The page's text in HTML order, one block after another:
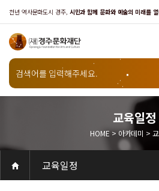
천년 역사문화도시 경주, 시민과 함께 문화와 예술의 미래를
교육일정
HOME > 아카데미 >
교육일정
공연
공연일정
객석안내
화랑홀
화랑홀 2층
화랑홀 3층
원화홀
티켓안내
티켓안내
티켓예매
티켓수령
할인규정
취소·환불규정
문화나눔티켓
공연예절·서비스
공연장 관람예절
공연장 편의서비스
전시
전시일정
현재전시
예정전시
지난전시
전시연계교육신청
알천미술관소장품
전시예절·서비스
미술관 관람예절
미술관 편의서비스
아카데미
교육일정
문화행사
행사일정
행사소개
경주 대릉원돌담길 축제
국제경주역사문화포럼
금속공예관
경주 e스포츠 페스티벌
돗자리피크닉
국제경주역사문화포럼
교촌문화공연 신라오기
신라문화제
국제뮤직페스티벌
경주문화관1918
교촌버스킹
지역예술인 지원사업
봉황대 뮤직스퀘어
경주국악여행
제야의 종 타종식
한수원아트페스티벌
한복문화주간
동아시아 문화도시
MyK FESTA in 경주
경주시 관광기념품 공모전
뉴스
갤러리
대관
대관공고·절차
경주예술의전당
경주문화관1918
대관운영조례
운영조례
경주예술의전당
운영규칙
공연장 및 부대시설
알천미술관
경주문화관1918
사용료
경주예술의전당
경주문화관1918
대관신청
경주예술의전당
경주문화관1918
시설소개
경주예술의전당
시설소개
공연장
화랑홀
원화홀
알천미술관
기타시설
경주문화관1918
시립예술단
시립극단
시립극단 소개
단원현황
시립합창단
시립합창단 소개
단원현황
시립신라고취대
시립신라고취대 소개
단원현황
연간일정
열린마당
공지사항
공지사항
입찰정보
채용정보
자료실
홍보·보도자료
서식·매뉴얼
웹진
Q&A
FAQ
가입 및 정보
공연
전시
아카데미
대관
기타
질문과답변
우수고객
회원안내 · 혜택
우수고객
경주문화재단
인사말
재단소개
비전전략
사업안내
연혁
재단CI
조직도
ESG 윤리·경영
ESG경영 선언문
인권경영선언문
임직원행동강령
문화서비스윤리헌장
통합신고센터
경영공시
경영목표 예산서 운영계획
결산서
임원 및 운영인력 현황 인건
경영실적
외부기관 감사
기타공시
계약현황
기부금현황
업무추진비 복리후생비 내역
오시는길
경주예술의전당
경주문화관1918
신라금속공예관